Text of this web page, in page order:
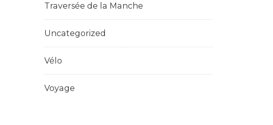
Traversée de la Manche
Uncategorized
Vélo
Voyage